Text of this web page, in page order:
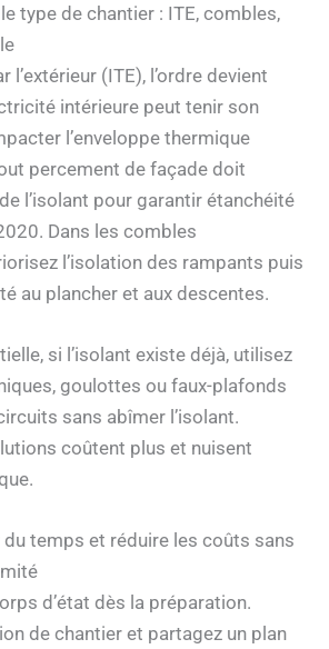
type de chantier : ITE, combles,
l’extérieur (ITE), l’ordre devient
intérieure peut tenir son
l’enveloppe thermique
percement de façade doit
l’isolant pour garantir étanchéité
Dans les combles
l’isolation des rampants puis
au plancher et aux descentes.
si l’isolant existe déjà, utilisez
goulottes ou faux-plafonds
sans abîmer l’isolant.
coûtent plus et nuisent
temps et réduire les coûts sans
d’état dès la préparation.
de chantier et partagez un plan